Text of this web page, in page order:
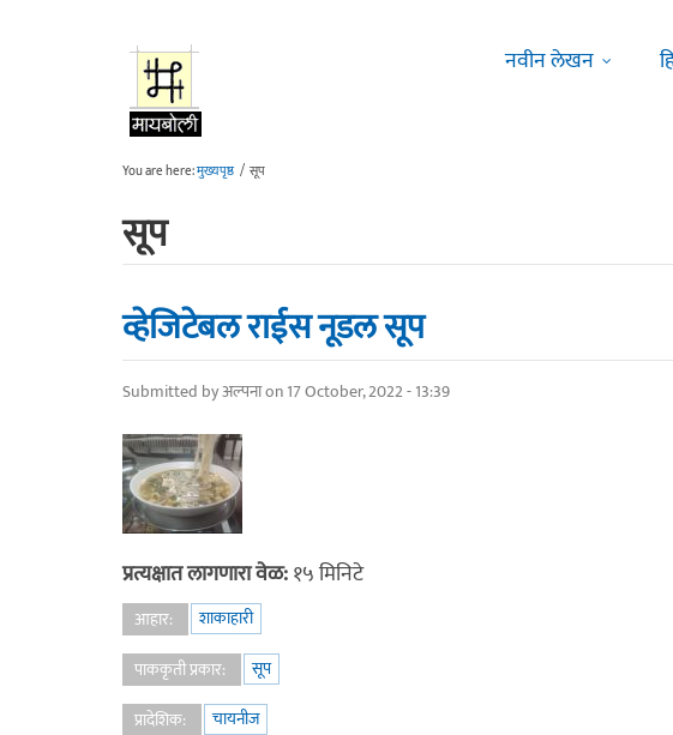
नवीन लेखन
You are here:मुख्यपृष्ठ / सूप
सूप
व्हेजिटेबल राईस नूडल सूप
Submitted byअल्पनाon 17 October, 2022 - 13:39
प्रत्यक्षात लागणारा वेळ:१५ मिनिटे
आहार:
शाकाहारी
पाककृती प्रकार:
सूप
प्रादेशिक:
चायनीज